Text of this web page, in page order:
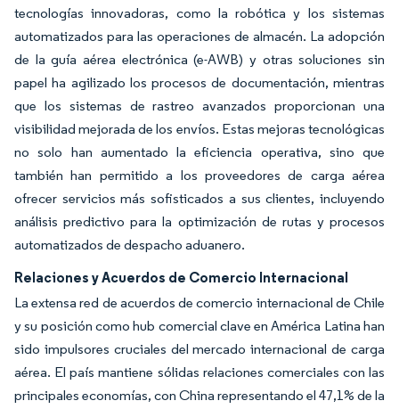
tecnologías innovadoras, como la robótica y los sistemas
automatizados para las operaciones de almacén. La adopción
de la guía aérea electrónica (e-AWB) y otras soluciones sin
papel ha agilizado los procesos de documentación, mientras
que los sistemas de rastreo avanzados proporcionan una
visibilidad mejorada de los envíos. Estas mejoras tecnológicas
no solo han aumentado la eficiencia operativa, sino que
también han permitido a los proveedores de carga aérea
ofrecer servicios más sofisticados a sus clientes, incluyendo
análisis predictivo para la optimización de rutas y procesos
automatizados de despacho aduanero.
Relaciones y Acuerdos de Comercio Internacional
La extensa red de acuerdos de comercio internacional de Chile
y su posición como hub comercial clave en América Latina han
sido impulsores cruciales del mercado internacional de carga
aérea. El país mantiene sólidas relaciones comerciales con las
principales economías, con China representando el 47,1% de la